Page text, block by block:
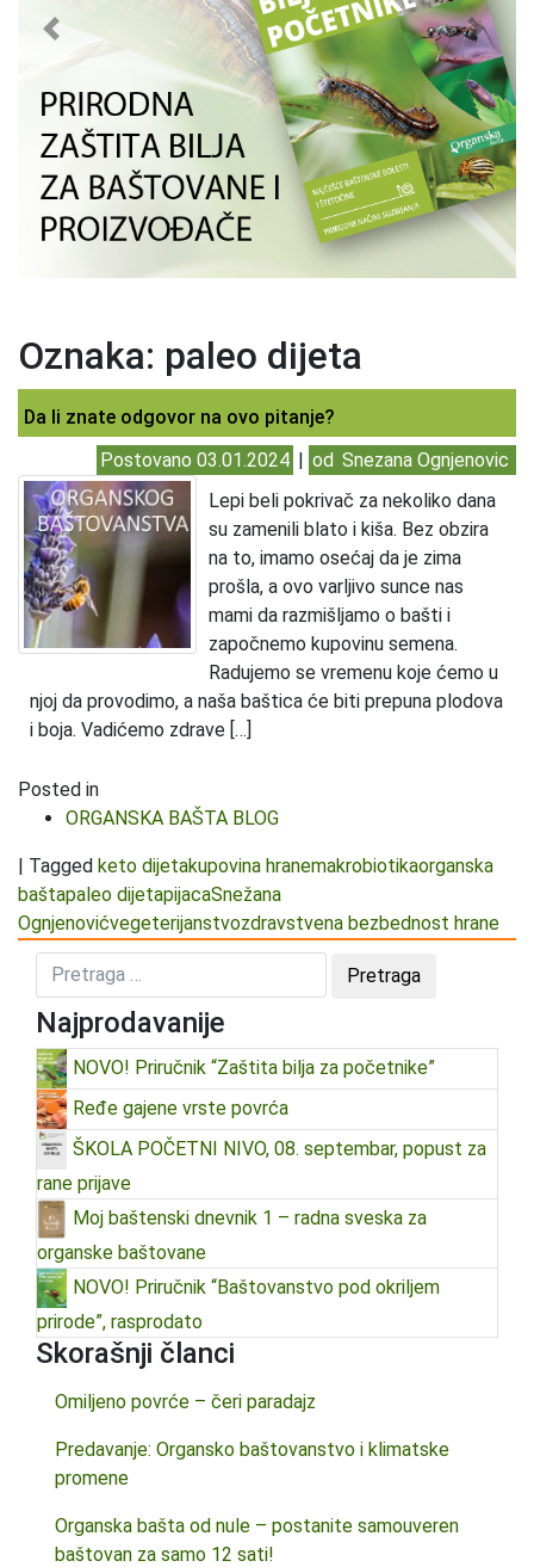
Previous Next
Oznaka: paleo dijeta
Da li znate odgovor na ovo pitanje?
Postovano 03.01.2024 | od Snezana Ognjenovic
Lepi beli pokrivač za nekoliko dana
su zamenili blato i kiša. Bez obzira
na to, imamo osećaj da je zima
prošla, a ovo varljivo sunce nas
mami da razmišljamo o bašti i
započnemo kupovinu semena.
Radujemo se vremenu koje ćemo u
njoj da provodimo, a naša baštica će biti prepuna plodova
i boja. Vadićemo zdrave […]
Posted in
ORGANSKA BAŠTA BLOG
| Tagged keto dijetakupovina hranemakrobiotikaorganska
baštapaleo dijetapijacaSnežana
Ognjenovićvegeterijanstvozdravstvena bezbednost hrane
Najprodavanije
NOVO! Priručnik “Zaštita bilja za početnike”
Ređe gajene vrste povrća
ŠKOLA POČETNI NIVO, 08. septembar, popust za
rane prijave
Moj baštenski dnevnik 1 – radna sveska za
organske baštovane
NOVO! Priručnik “Baštovanstvo pod okriljem
prirode”, rasprodato
Skorašnji članci
Omiljeno povrće – čeri paradajz
Predavanje: Organsko baštovanstvo i klimatske
promene
Organska bašta od nule – postanite samouveren
baštovan za samo 12 sati!